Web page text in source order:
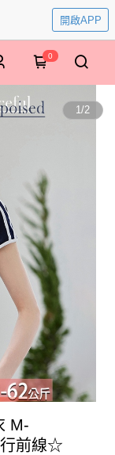
開啟APP
0
1/2
M-
前線☆